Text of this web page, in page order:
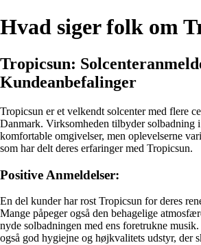
Hvad siger folk om
Tropicsun:
Kundeanbefalinger
Tropicsun er et velkendt solcenter med flere
Danmark. Virksomheden tilbyder solbadning
komfortable omgivelser, men oplevelserne
som har delt deres erfaringer med Tropicsun.
Positive Anmeldelser:
En del kunder har rost Tropicsun for deres
Mange påpeger også den behagelige
nyde solbadningen med ens foretrukne
også god hygiejne og højkvalitets udstyr, der